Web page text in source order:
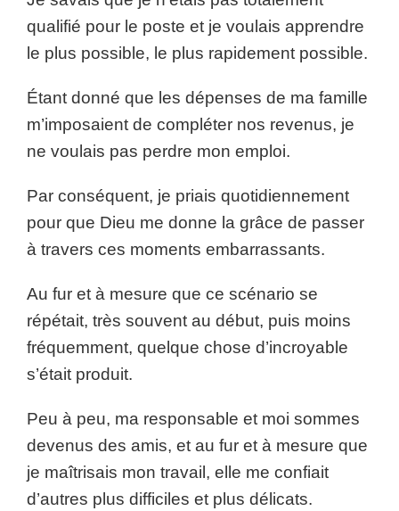
qualifié pour le poste et je voulais apprendre
le plus possible, le plus rapidement possible.
Étant donné que les dépenses de ma famille
m’imposaient de compléter nos revenus, je
ne voulais pas perdre mon emploi.
Par conséquent, je priais quotidiennement
pour que Dieu me donne la grâce de passer
à travers ces moments embarrassants.
Au fur et à mesure que ce scénario se
répétait, très souvent au début, puis moins
fréquemment, quelque chose d’incroyable
s’était produit.
Peu à peu, ma responsable et moi sommes
devenus des amis, et au fur et à mesure que
je maîtrisais mon travail, elle me confiait
d’autres plus difficiles et plus délicats.